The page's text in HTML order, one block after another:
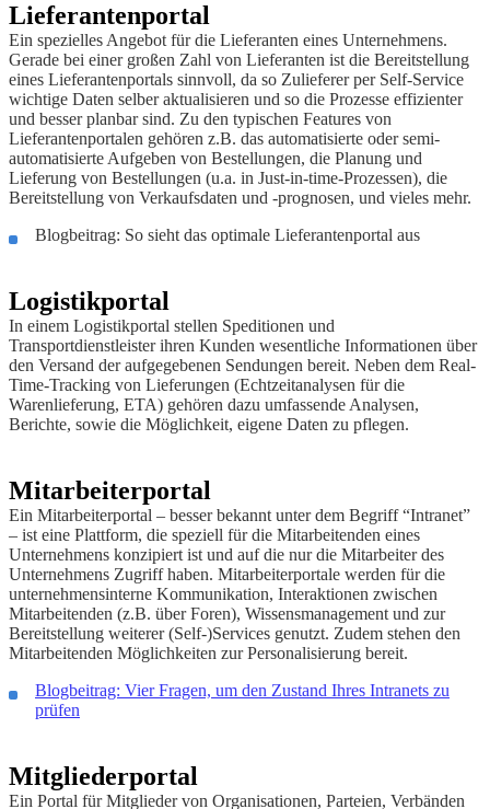
Lieferantenportal
Ein spezielles Angebot für die Lieferanten eines Unternehmens.
Gerade bei einer großen Zahl von Lieferanten ist die Bereitstellung
eines Lieferantenportals sinnvoll, da so Zulieferer per Self-Service
wichtige Daten selber aktualisieren und so die Prozesse effizienter
und besser planbar sind. Zu den typischen Features von
Lieferantenportalen gehören z.B. das automatisierte oder semi-
automatisierte Aufgeben von Bestellungen, die Planung und
Lieferung von Bestellungen (u.a. in Just-in-time-Prozessen), die
Bereitstellung von Verkaufsdaten und -prognosen, und vieles mehr.
Blogbeitrag: So sieht das optimale Lieferantenportal aus
Logistikportal
In einem Logistikportal stellen Speditionen und
Transportdienstleister ihren Kunden wesentliche Informationen über
den Versand der aufgegebenen Sendungen bereit. Neben dem Real-
Time-Tracking von Lieferungen (Echtzeitanalysen für die
Warenlieferung, ETA) gehören dazu umfassende Analysen,
Berichte, sowie die Möglichkeit, eigene Daten zu pflegen.
Mitarbeiterportal
Ein Mitarbeiterportal – besser bekannt unter dem Begriff “Intranet”
– ist eine Plattform, die speziell für die Mitarbeitenden eines
Unternehmens konzipiert ist und auf die nur die Mitarbeiter des
Unternehmens Zugriff haben. Mitarbeiterportale werden für die
unternehmensinterne Kommunikation, Interaktionen zwischen
Mitarbeitenden (z.B. über Foren), Wissensmanagement und zur
Bereitstellung weiterer (Self-)Services genutzt. Zudem stehen den
Mitarbeitenden Möglichkeiten zur Personalisierung bereit.
Blogbeitrag: Vier Fragen, um den Zustand Ihres Intranets zu
prüfen
Mitgliederportal
Ein Portal für Mitglieder von Organisationen, Parteien, Verbänden